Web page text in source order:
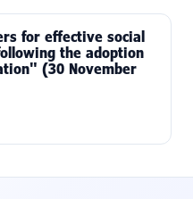
for effective social
the adoption
(30 November